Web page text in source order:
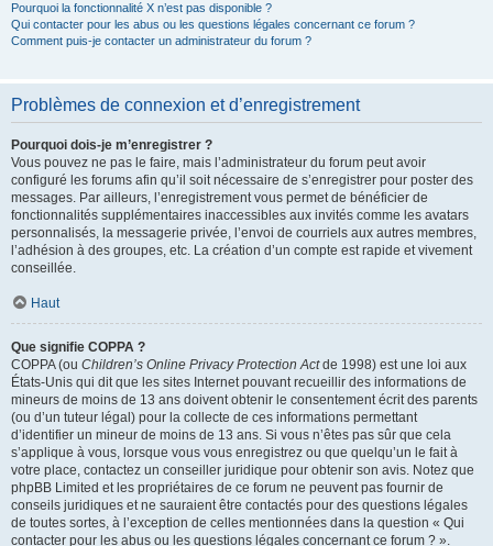
Pourquoi la fonctionnalité X n’est pas disponible ?
Qui contacter pour les abus ou les questions légales concernant ce forum ?
Comment puis-je contacter un administrateur du forum ?
Problèmes de connexion et d’enregistrement
Pourquoi dois-je m’enregistrer ?
Vous pouvez ne pas le faire, mais l’administrateur du forum peut avoir
configuré les forums afin qu’il soit nécessaire de s’enregistrer pour poster des
messages. Par ailleurs, l’enregistrement vous permet de bénéficier de
fonctionnalités supplémentaires inaccessibles aux invités comme les avatars
personnalisés, la messagerie privée, l’envoi de courriels aux autres membres,
l’adhésion à des groupes, etc. La création d’un compte est rapide et vivement
conseillée.
Haut
Que signifie COPPA ?
COPPA (ou Children’s Online Privacy Protection Actde 1998) est une loi aux
États-Unis qui dit que les sites Internet pouvant recueillir des informations de
mineurs de moins de 13 ans doivent obtenir le consentement écrit des parents
(ou d’un tuteur légal) pour la collecte de ces informations permettant
d’identifier un mineur de moins de 13 ans. Si vous n’êtes pas sûr que cela
s’applique à vous, lorsque vous vous enregistrez ou que quelqu’un le fait à
votre place, contactez un conseiller juridique pour obtenir son avis. Notez que
phpBB Limited et les propriétaires de ce forum ne peuvent pas fournir de
conseils juridiques et ne sauraient être contactés pour des questions légales
de toutes sortes, à l’exception de celles mentionnées dans la question « Qui
contacter pour les abus ou les questions légales concernant ce forum ? ».